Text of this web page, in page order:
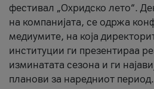
фестивал „Охридско лето“.
на компанијата, се одржа
медиумите, на која
институции ги презентираа
изминатата сезона и ги
планови за наредниот период.